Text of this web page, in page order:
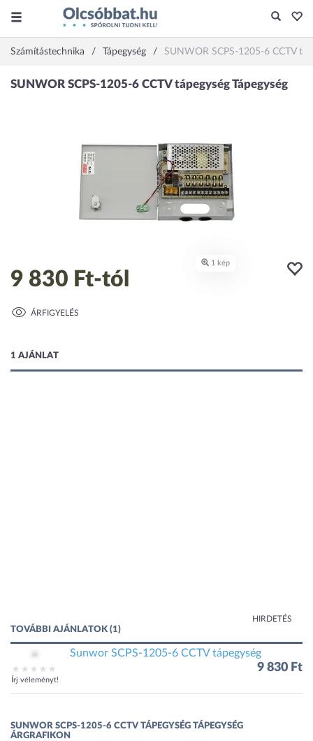
Számítástechnika Tápegység SUNWOR SCPS-1205-6 CCTV
9 830 Ft-tól
ÁRFIGYELÉS
1 AJÁNLAT
HIRDETÉS
TOVÁBBI AJÁNLATOK (1)
Írj véleményt!
Sunwor SCPS-1205-6 CCTV tápegység
9 830 Ft
SUNWOR SCPS-1205-6 CCTV TÁPEGYSÉG TÁPEGYSÉG
ÁRGRAFIKON